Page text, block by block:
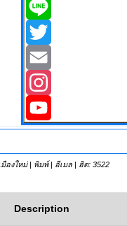
Facebook
Line
Twitter
Email
Instagram
YouTube
องใหม่| พิมพ์ | อีเมล | ฮิต: 3522
Description